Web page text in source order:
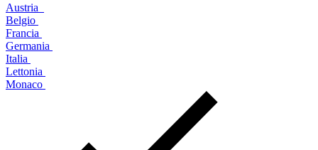
Austria
Belgio
Francia
Germania
Italia
Lettonia
Monaco